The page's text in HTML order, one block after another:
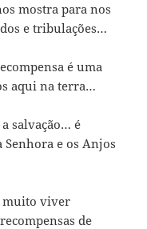
mostra para nos
e tribulações…
é uma
aqui na terra…
salvação… é
Senhora e os Anjos
muito viver
de